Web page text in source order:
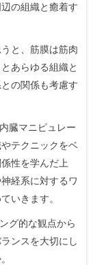
の組織と癒着す
と、筋膜は筋肉
あらゆる組織と
の関係も考慮す
臓マニピュレー
テクニックをベ
性を学んだ上
経系に対するワ
いきます。
グ的な観点から
ンスを大切にし